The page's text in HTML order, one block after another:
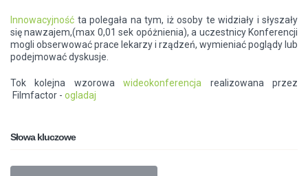
Innowacyjność ta polegała na tym, iż osoby te widziały i słyszały
się nawzajem,(max 0,01 sek opóżnienia), a uczestnicy Konferencji
mogli obserwować prace lekarzy i rządzeń, wymieniać poglądy lub
podejmować dyskusje.
Tok kolejna wzorowawideokonferencja realizowana przez
Filmfactor - ogladaj
Słowa kluczowe